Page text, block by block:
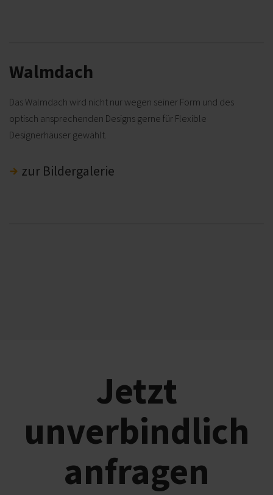
Walmdach
Das Walmdach wird nicht nur wegen seiner Form und des
optisch ansprechenden Designs gerne für Flexible
Designerhäuser gewählt.
zur Bildergalerie
Jetzt
unverbindlich
anfragen